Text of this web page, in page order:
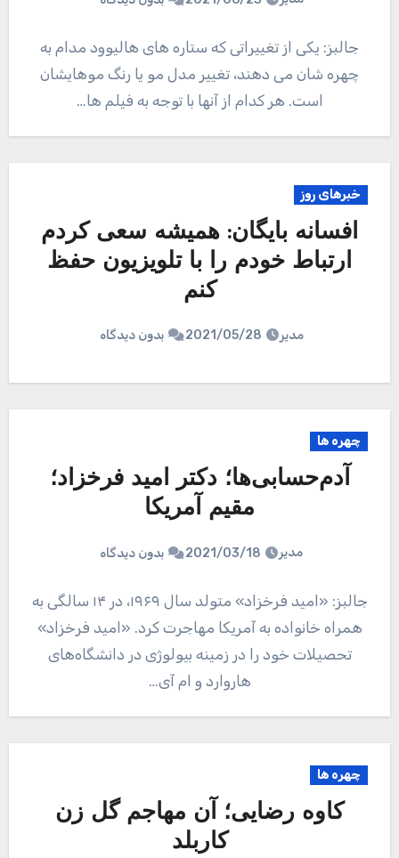
جالبز: یکی از تغییراتی که ستاره های هالیوود مدام به
چهره شان می دهند، تغییر مدل مو یا رنگ موهایشان
است. هر کدام از آنها با توجه به فیلم ها…
خبرهای روز
افسانه بایگان: همیشه سعی کردم
ارتباط خودم را با تلویزیون حفظ
کنم
مدیر 2021/05/28 بدون دیدگاه
چهره ها
آدم‌حسابی‌ها؛ دکتر امید فرخزاد؛
مقیم آمریکا
مدیر 2021/03/18 بدون دیدگاه
جالبز: «امید فرخزاد» متولد سال ۱۹۶۹، در ۱۴ سالگی به
همراه خانواده به آمریکا مهاجرت کرد. «امید فرخزاد»
تحصیلات خود را در زمینه بیولوژی در دانشگاه‌های
هاروارد و ام آی…
چهره ها
کاوه رضایی؛ آن مهاجم گل زن
کاربلد